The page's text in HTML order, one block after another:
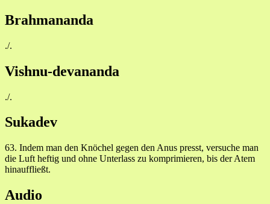
Brahmananda
./.
Vishnu-devananda
./.
Sukadev
63. Indem man den Knöchel gegen den Anus presst, versuche man
die Luft heftig und ohne Unterlass zu komprimieren, bis der Atem
hinauffließt.
Audio